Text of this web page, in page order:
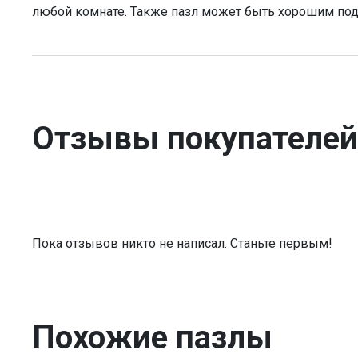
любой комнате. Также пазл может быть хорошим
Отзывы покупателей
Пока отзывов никто не написал. Станьте первым!
Похожие пазлы